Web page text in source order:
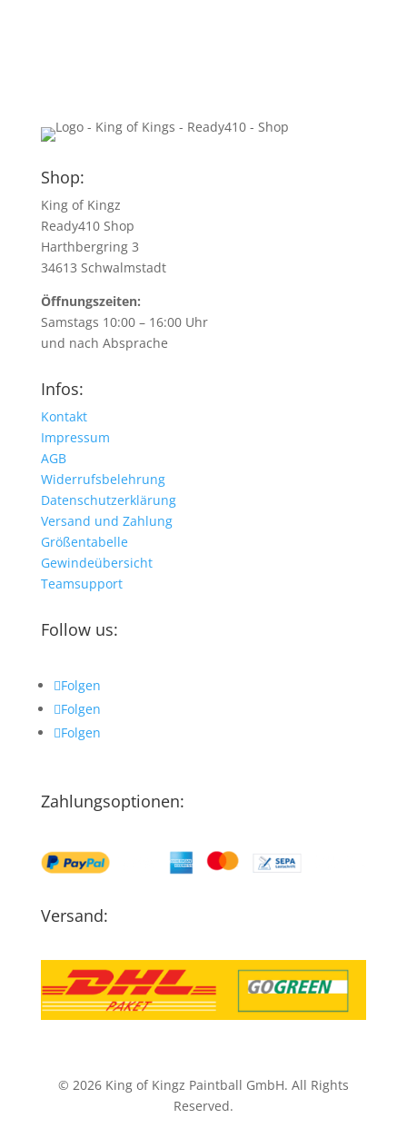
Shop:
King of Kingz
Ready410 Shop
Harthbergring 3
34613 Schwalmstadt
Öffnungszeiten:
Samstags 10:00 – 16:00 Uhr
und nach Absprache
Infos:
Kontakt
Impressum
AGB
Widerrufsbelehrung
Datenschutzerklärung
Versand und Zahlung
Größentabelle
Gewindeübersicht
Teamsupport
Follow us:
Folgen
Folgen
Folgen
Zahlungsoptionen:
Versand:
© 2026 King of Kingz Paintball GmbH. All Rights
Reserved.